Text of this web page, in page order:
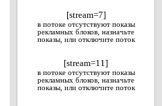
[stream=7]
в потоке отсутствуют показы
рекламных блоков, назначьте
показы, или отключите поток
[stream=11]
в потоке отсутствуют показы
рекламных блоков, назначьте
показы, или отключите поток